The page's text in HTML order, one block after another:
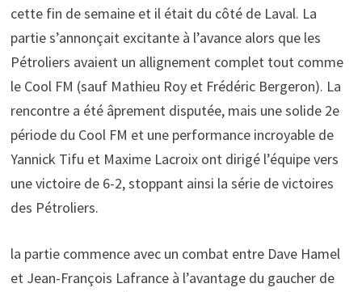
cette fin de semaine et il était du côté de Laval. La
partie s’annonçait excitante à l’avance alors que les
Pétroliers avaient un allignement complet tout comme
le Cool FM (sauf Mathieu Roy et Frédéric Bergeron). La
rencontre a été âprement disputée, mais une solide 2e
période du Cool FM et une performance incroyable de
Yannick Tifu et Maxime Lacroix ont dirigé l’équipe vers
une victoire de 6-2, stoppant ainsi la série de victoires
des Pétroliers.
la partie commence avec un combat entre Dave Hamel
et Jean-François Lafrance à l’avantage du gaucher de